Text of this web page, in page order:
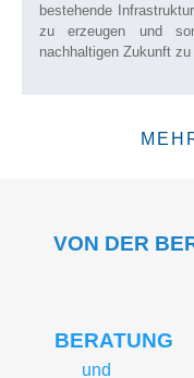
bestehende
zu erzeugen und
nachhaltigen Zukunft zu
VON DER
BERATUNG
und